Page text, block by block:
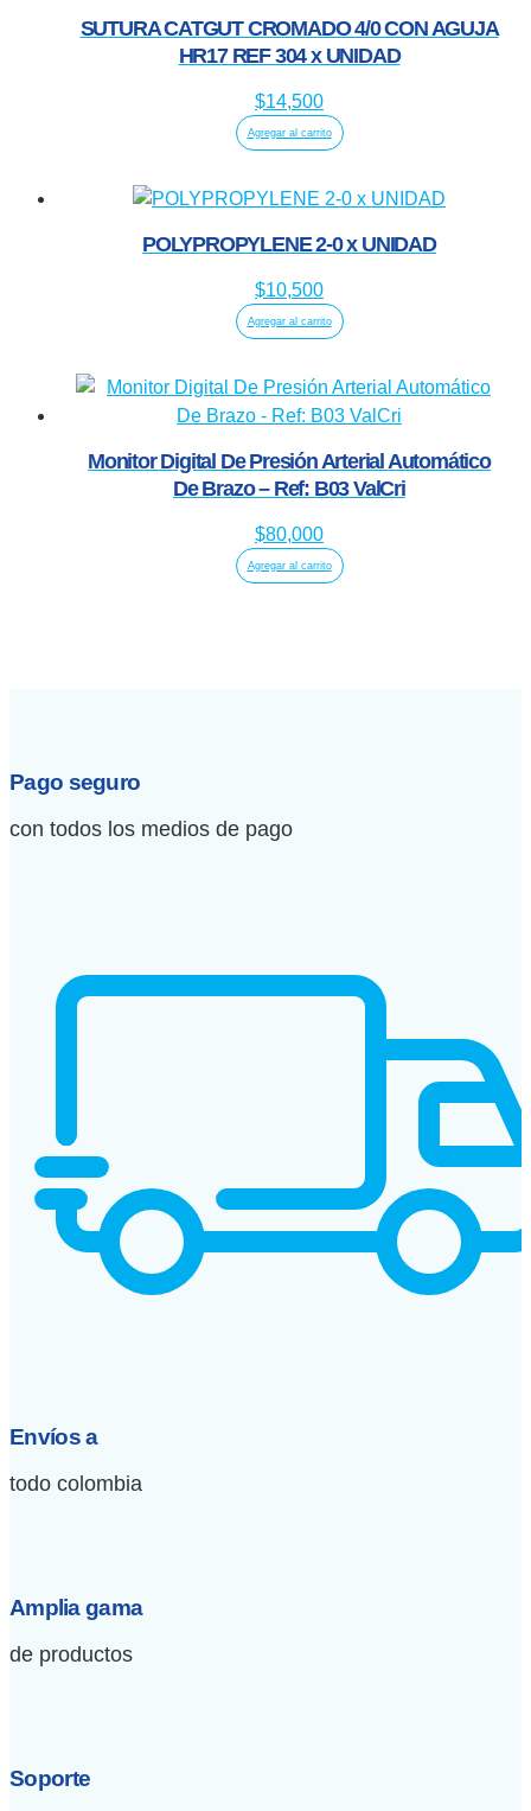
SUTURA CATGUT CROMADO 4/0 CON AGUJA
HR17 REF 304 x UNIDAD
$14,500
Agregar al carrito
POLYPROPYLENE 2-0 x UNIDAD
$10,500
Agregar al carrito
Monitor Digital De Presión Arterial Automático
De Brazo – Ref: B03 ValCri
$80,000
Agregar al carrito
Pago seguro
con todos los medios de pago
Envíos a
todo colombia
Amplia gama
de productos
Soporte